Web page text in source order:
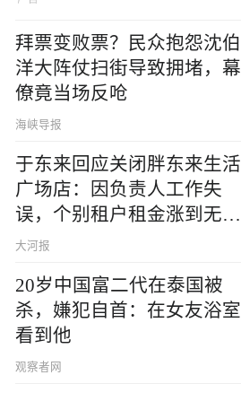
拜票变败票？民众抱怨沈伯
洋大阵仗扫街导致拥堵，幕
僚竟当场反呛
海峡导报
于东来回应关闭胖东来生活
广场店：因负责人工作失
误，个别租户租金涨到无法
想象
大河报
20岁中国富二代在泰国被
杀，嫌犯自首：在女友浴室
看到他
观察者网